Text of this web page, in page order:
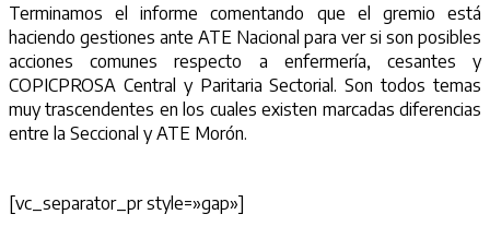
Terminamos el informe comentando que el gremio está
haciendo gestiones ante ATE Nacional para ver si son posibles
acciones comunes respecto a enfermería, cesantes y
COPICPROSA Central y Paritaria Sectorial. Son todos temas
muy trascendentes en los cuales existen marcadas diferencias
entre la Seccional y ATE Morón.
[vc_separator_pr style=»gap»]